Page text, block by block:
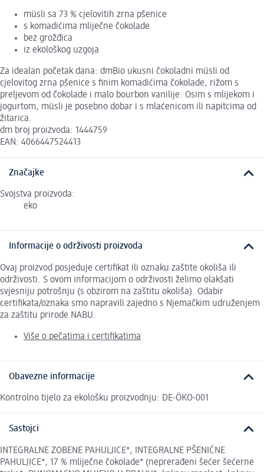
müsli sa 73 % cjelovitih zrna pšenice
s komadićima mliječne čokolade
bez grožđica
iz ekološkog uzgoja
Za idealan početak dana: dmBio ukusni čokoladni müsli od
cjelovitog zrna pšenice s finim komadićima čokolade, rižom s
preljevom od čokolade i malo bourbon vanilije. Osim s mlijekom i
jogurtom, müsli je posebno dobar i s mlaćenicom ili napitcima od
žitarica.
dm broj proizvoda: 1444759
EAN: 4066447524413
Značajke
Svojstva proizvoda:
eko
Informacije o održivosti proizvoda
Ovaj proizvod posjeduje certifikat ili oznaku zaštite okoliša ili
održivosti. S ovom informacijom o održivosti želimo olakšati
svjesniju potrošnju (s obzirom na zaštitu okoliša). Odabir
certifikata/oznaka smo napravili zajedno s Njemačkim udruženjem
za zaštitu prirode NABU.
Više o pečatima i certifikatima
Obavezne informacije
Kontrolno tijelo za ekološku proizvodnju: DE-ÖKO-001
Sastojci
INTEGRALNE ZOBENE PAHULJICE*, INTEGRALNE PŠENIĆNE
PAHULJICE*, 17 % mliječne čokolade* (neprerađeni šećer šećerne